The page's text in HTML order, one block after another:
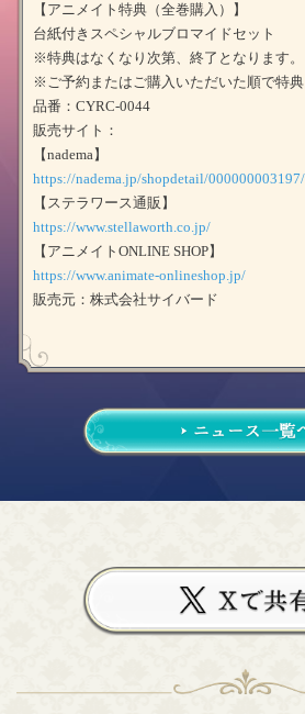
【アニメイト特典（全巻購入）】
台紙付きスペシャルブロマイドセット
※特典はなくなり次第、終了となります。
※ご予約またはご購入いただいた順で特典
品番：CYRC-0044
販売サイト：
【nadema】
https://nadema.jp/shopdetail/000000003197/
【ステラワース通販】
https://www.stellaworth.co.jp/
【アニメイトONLINE SHOP】
https://www.animate-onlineshop.jp/
販売元：株式会社サイバード